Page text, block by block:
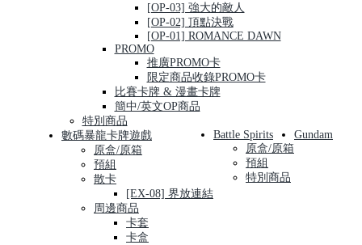
[OP-03] 強大的敵人
[OP-02] 頂點決戰
[OP-01] ROMANCE DAWN
PROMO
推廣PROMO卡
限定商品收錄PROMO卡
比賽卡牌 & 漫畫卡牌
簡中/英文OP商品
特別商品
數碼暴龍卡牌遊戲
原盒/原箱
預組
散卡
[EX-08] 界放連結
周邊商品
卡套
卡盒
Battle Spirits
原盒/原箱
預組
特別商品
Gundam